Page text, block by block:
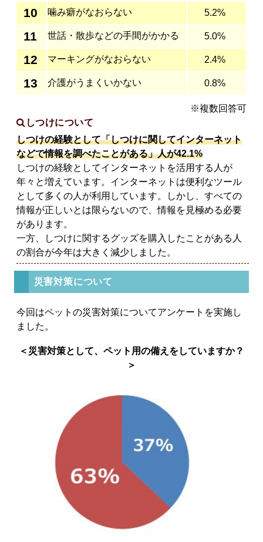
10 噛み癖がなおらない 5.2%
11 世話・散歩などの手間がかかる 5.0%
12 マーキングがなおらない 2.4%
13 介護がうまくいかない 0.8%
※複数回答可
しつけについて
しつけの経験として「しつけに関してインターネット
などで情報を調べたことがある」人が42.1%
しつけの経験としてインターネットを活用する人が
年々と増えています。インターネットは便利なツール
として多くの人が利用しています。しかし、すべての
情報が正しいとは限らないので、情報を見極める必要
があります。
一方、しつけに関するグッズを購入したことがある人
の割合が今年は大きく減少しました。
災害対策について
今回はペットの災害対策についてアンケートを実施し
ました。
＜災害対策として、ペット用の備えをしていますか？
＞